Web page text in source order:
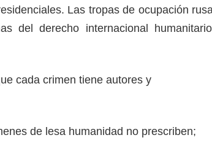
Las tropas de ocupación
del derecho internacional
cada crimen tiene autores y
de lesa humanidad no prescriben;